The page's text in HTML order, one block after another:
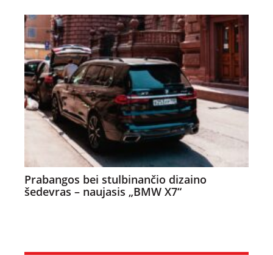
Prabangos bei stulbinančio dizaino
šedevras – naujasis „BMW X7“